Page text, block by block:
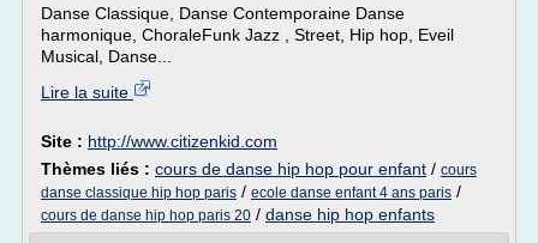
Danse Classique, Danse Contemporaine Danse
harmonique, ChoraleFunk Jazz , Street, Hip hop, Eveil
Musical, Danse...
Lire la suite
Site : http://www.citizenkid.com
Thèmes liés : cours de danse hip hop pour enfant / cours
danse classique hip hop paris / ecole danse enfant 4 ans paris /
cours de danse hip hop paris 20 / danse hip hop enfants